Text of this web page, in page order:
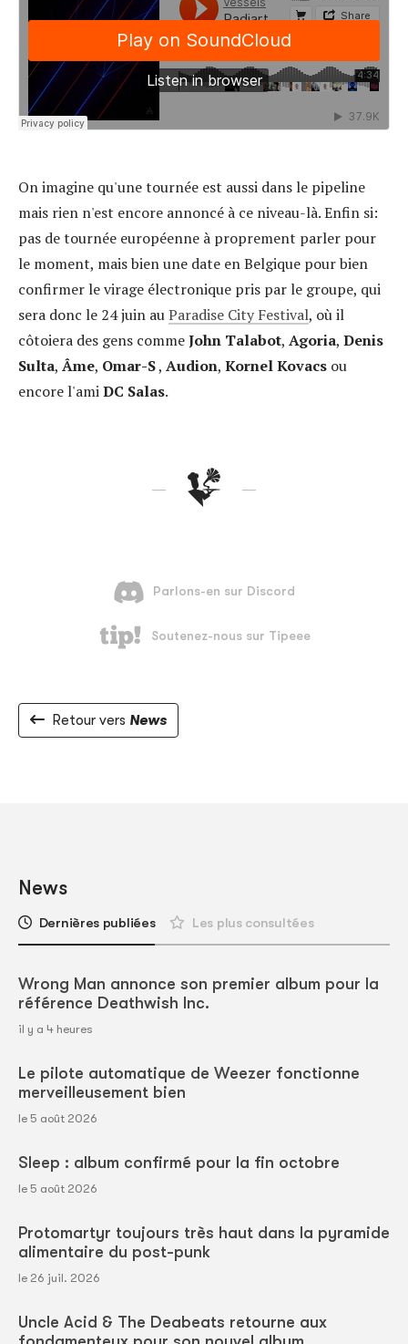
On imagine qu'une tournée est aussi dans le pipeline
mais rien n'est encore annoncé à ce niveau-là. Enfin si:
pas de tournée européenne à proprement parler pour
le moment, mais bien une date en Belgique pour bien
confirmer le virage électronique pris par le groupe, qui
sera donc le 24 juin auParadise City Festival, où il
côtoiera des gens commeJohn Talabot, Agoria, Denis
Sulta, Âme, Omar-S, Audion, Kornel Kovacs ou
encore l'amiDC Salas.
Retour vers News
News
Dernières publiées Les plus consultées
Wrong Man annonce son premier album pour la
référence Deathwish Inc.
il y a 4 heures
Le pilote automatique de Weezer fonctionne
merveilleusement bien
le 5 août 2026
Sleep : album confirmé pour la fin octobre
le 5 août 2026
Protomartyr toujours très haut dans la pyramide
alimentaire du post-punk
le 26 juil. 2026
Uncle Acid & The Deabeats retourne aux